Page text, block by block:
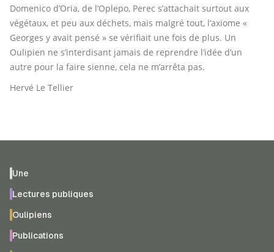
Domenico d’Oria, de l’Oplepo, Perec s’attachait surtout aux
végétaux, et peu aux déchets, mais malgré tout, l’axiome «
Georges y avait pensé » se vérifiait une fois de plus. Un
Oulipien ne s’interdisant jamais de reprendre l’idée d’un
autre pour la faire sienne, cela ne m’arrêta pas.
Hervé Le Tellier
Une
Lectures publiques
Oulipiens
Publications